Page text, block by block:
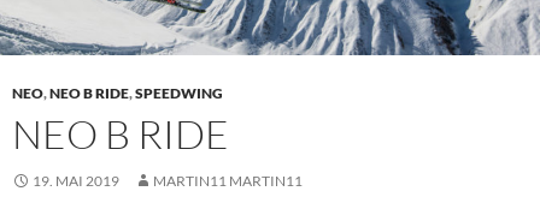
NEO,NEO B RIDE,SPEEDWING
NEO B RIDE
19. MAI 2019 MARTIN11 MARTIN11